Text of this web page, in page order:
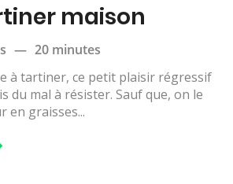
maison
— 20 minutes
à tartiner, ce petit plaisir régressif
du mal à résister. Sauf que, on le
en graisses...